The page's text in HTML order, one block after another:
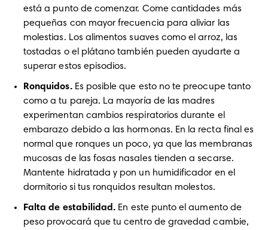
está a punto de comenzar. Come cantidades más
pequeñas con mayor frecuencia para aliviar las
molestias. Los alimentos suaves como el arroz, las
tostadas o el plátano también pueden ayudarte a
superar estos episodios.
Ronquidos. Es posible que esto no te preocupe tanto
como a tu pareja. La mayoría de las madres
experimentan cambios respiratorios durante el
embarazo debido a las hormonas. En la recta final es
normal que ronques un poco, ya que las membranas
mucosas de las fosas nasales tienden a secarse.
Mantente hidratada y pon un humidificador en el
dormitorio si tus ronquidos resultan molestos.
Falta de estabilidad. En este punto el aumento de
peso provocará que tu centro de gravedad cambie,